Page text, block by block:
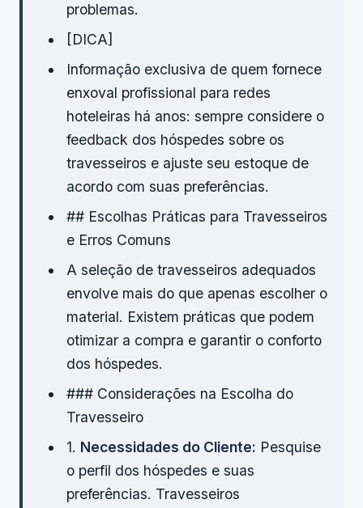
problemas.
[DICA]
Informação exclusiva de quem fornece
enxoval profissional para redes
hoteleiras há anos: sempre considere o
feedback dos hóspedes sobre os
travesseiros e ajuste seu estoque de
acordo com suas preferências.
## Escolhas Práticas para Travesseiros
e Erros Comuns
A seleção de travesseiros adequados
envolve mais do que apenas escolher o
material. Existem práticas que podem
otimizar a compra e garantir o conforto
dos hóspedes.
### Considerações na Escolha do
Travesseiro
1. Necessidades do Cliente: Pesquise
o perfil dos hóspedes e suas
preferências. Travesseiros